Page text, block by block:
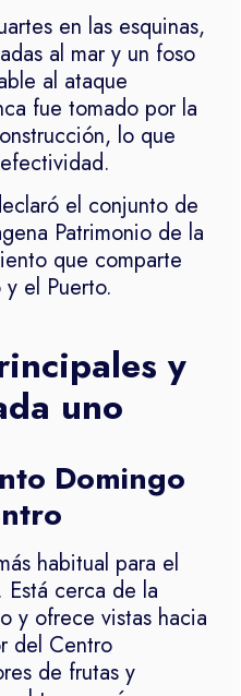
en las esquinas,
al mar y un foso
al ataque
fue tomado por la
lo que
el conjunto de
Patrimonio de la
que comparte
el Puerto.
y
uno
Domingo
habitual para el
cerca de la
y ofrece vistas hacia
del Centro
de frutas y